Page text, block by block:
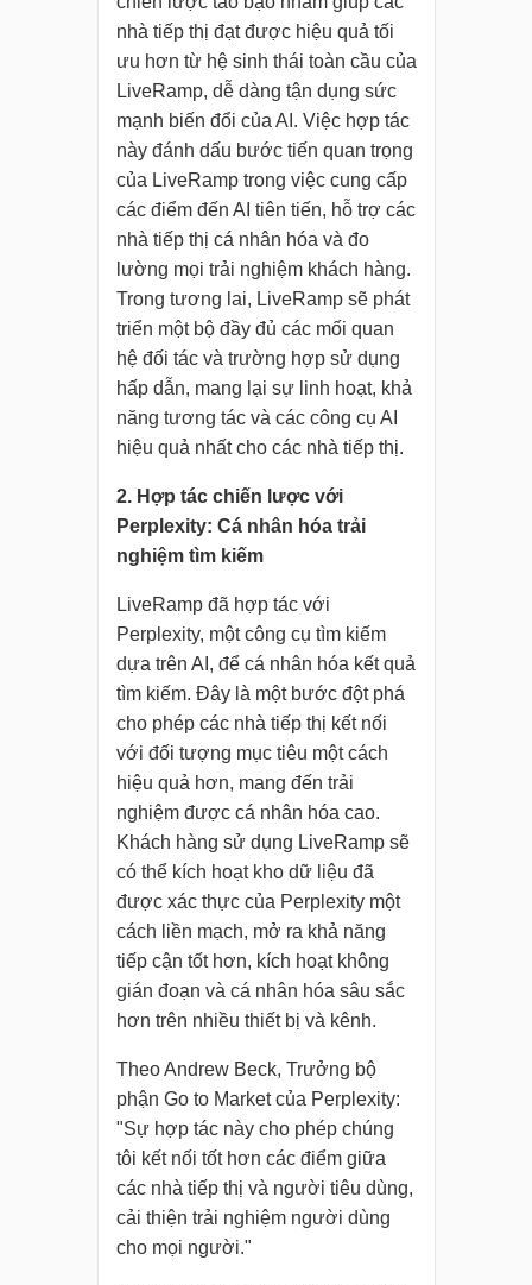
nhà tiếp thị đạt được hiệu quả tối
ưu hơn từ hệ sinh thái toàn cầu của
LiveRamp, dễ dàng tận dụng sức
mạnh biến đổi của AI. Việc hợp tác
này đánh dấu bước tiến quan trọng
của LiveRamp trong việc cung cấp
các điểm đến AI tiên tiến, hỗ trợ các
nhà tiếp thị cá nhân hóa và đo
lường mọi trải nghiệm khách hàng.
Trong tương lai, LiveRamp sẽ phát
triển một bộ đầy đủ các mối quan
hệ đối tác và trường hợp sử dụng
hấp dẫn, mang lại sự linh hoạt, khả
năng tương tác và các công cụ AI
hiệu quả nhất cho các nhà tiếp thị.
2. Hợp tác chiến lược với
Perplexity: Cá nhân hóa trải
nghiệm tìm kiếm
LiveRamp đã hợp tác với
Perplexity, một công cụ tìm kiếm
dựa trên AI, để cá nhân hóa kết quả
tìm kiếm. Đây là một bước đột phá
cho phép các nhà tiếp thị kết nối
với đối tượng mục tiêu một cách
hiệu quả hơn, mang đến trải
nghiệm được cá nhân hóa cao.
Khách hàng sử dụng LiveRamp sẽ
có thể kích hoạt kho dữ liệu đã
được xác thực của Perplexity một
cách liền mạch, mở ra khả năng
tiếp cận tốt hơn, kích hoạt không
gián đoạn và cá nhân hóa sâu sắc
hơn trên nhiều thiết bị và kênh.
Theo Andrew Beck, Trưởng bộ
phận Go to Market của Perplexity:
"Sự hợp tác này cho phép chúng
tôi kết nối tốt hơn các điểm giữa
các nhà tiếp thị và người tiêu dùng,
cải thiện trải nghiệm người dùng
cho mọi người."